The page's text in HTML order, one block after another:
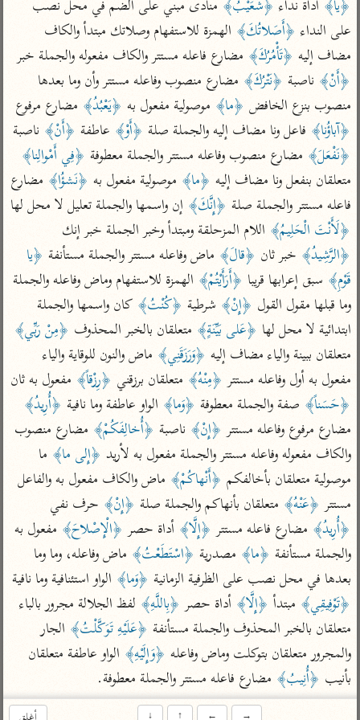
جمع الأقوال
تفسير ابن الجوزي
تفسير الماوردي
منتقاة
تفسير ابن القيم
تفسير ابن تيمية
عامّة
تفسير السمعاني
تفسير مكّي
محاسن التأويل
للقاسمي
تفسير الثعالبي
تفسير السمرقندي
تفسير الثعلبي
تفسير الرازي
أخرى
أضواء البيان
نظم الدرر للبقاعي
لغة وبلاغة
التحرير والتنوير
المحرر الوجيز لابن
عطية
البحر المحيط لأبي
حيان
البسيط للواحدي
تفسير أبي السعود
الكشاف للزمخشري
تفسير ابن عثيمين
مركَّزة العبارة
تفسير الجلالين
جامع البيان للإيجي
تفسير البيضاوي
تفسير النسفي
الوجيز للواحدي
تفسير ابن أبي زمنين
آثار
موسوعة التفسير
المأثور
الدر المنثور
تفسير ابن أبي حاتم
تفسير مقاتل
تفسير قتادة
اشترك لتصلك أخبار مشاريعنا
اشترك
راسلنا •تليجرام •تويتر
تعليمات•عن الباحث القرآني
﴿يا﴾ أداة نداء ﴿شُعَيْبُ﴾
على النداء ﴿أَصَلاتُكَ﴾
مضاف إليه ﴿تَأْمُرُكَ﴾ مضارع فاعله مستتر والكاف مفعوله والجملة خبر
﴿أَنْ﴾ ناصبة ﴿نَتْرُكَ﴾
منصوب بنزع الخافض ﴿ما﴾ موصولية مفعول به ﴿يَعْبُدُ﴾ مضارع مرفوع
﴿آباؤُنا﴾ فاعل ونا مضاف إليه والجملة صلة ﴿أَوْ﴾ عاطفة ﴿أَنْ﴾ ناصبة
﴿نَفْعَلَ﴾ مضارع منصوب وفاعله مستتر والجملة معطوفة ﴿فِي أَمْوالِنا﴾
متعلقان بنفعل ونا مضاف إليه ﴿ما﴾ موصولية مفعول به ﴿نَشؤُا﴾
فاعله مستتر والجملة صلة ﴿إِنَّكَ﴾ إن واسمها والجملة تعليل لا محل لها
﴿لَأَنْتَ الْحَلِيمُ﴾ اللام المزحلقة ومبتدأ وخبر الجملة خبر إنك
﴿الرَّشِيدُ﴾ خبر ثان ﴿قالَ﴾ ماض وفاعله مستتر والجملة مستأنفة
قَوْمِ﴾ سبق إعرابها قريبا ﴿أَرَأَيْتُمْ﴾
وما قبلها مقول القول ﴿إِنْ﴾ شرطية ﴿كُنْتُ﴾
ابتدائية لا محل لها ﴿عَلى بَيِّنَةٍ﴾ متعلقان بالخبر المحذوف ﴿مِنْ رَبِّي﴾
متعلقان ببينة والياء مضاف إليه ﴿وَرَزَقَنِي﴾
مفعول به أول وفاعله مستتر ﴿مِنْهُ﴾ متعلقان برزقني ﴿رِزْقاً﴾ مفعول به ثان
﴿حَسَناً﴾ صفة والجملة معطوفة ﴿وَما﴾ الواو عاطفة وما نافية ﴿أُرِيدُ﴾
مضارع مرفوع وفاعله مستتر ﴿إِنْ﴾ ناصبة ﴿أُخالِفَكُمْ﴾
والكاف مفعوله وفاعله مستتر والجملة مفعول به لأريد ﴿إِلى ما﴾
موصولية متعلقان بأخالفكم ﴿أَنْهاكُمْ﴾
مستتر ﴿عَنْهُ﴾ متعلقان بأنهاكم والجملة صلة ﴿إِنْ﴾ حرف نفي
﴿أُرِيدُ﴾ مضارع فاعله مستتر ﴿إِلَّا﴾ أداة حصر ﴿الْإِصْلاحَ﴾
والجملة مستأنفة ﴿ما﴾ مصدرية ﴿اسْتَطَعْتُ﴾
بعدها في محل نصب على الظرفية الزمانية ﴿وَما﴾ الواو استئنافية وما نافية
﴿تَوْفِيقِي﴾ مبتدأ ﴿إِلَّا﴾ أداة حصر ﴿بِاللَّهِ﴾
متعلقان بالخبر المحذوف والجملة مستأنفة ﴿عَلَيْهِ تَوَكَّلْتُ﴾
الجار
والمجرور متعلقان بتوكلت وماض وفاعله ﴿وَإِلَيْهِ﴾
بأنيب ﴿أُنِيبُ﴾ مضارع فاعله مستتر والجملة معطوفة.